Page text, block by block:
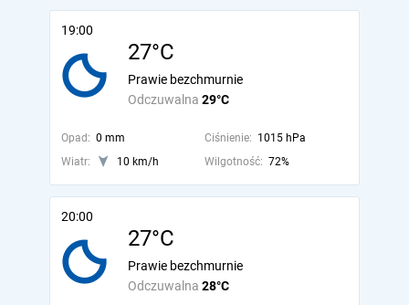
19:00
27°C
Odczuwalna 29°C
Prawie bezchmurnie
Opad: 0 mm Ciśnienie: 1015 hPa
Wiatr:
10 km/h Wilgotność: 72%
20:00
27°C
Odczuwalna 28°C
Prawie bezchmurnie